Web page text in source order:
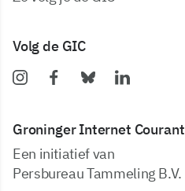
Volg de GIC
Groninger Internet Courant
Een initiatief van
Persbureau Tammeling B.V.